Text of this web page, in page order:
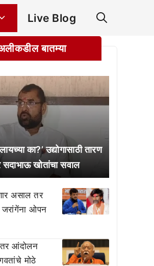
Live Blog
बातम्या
का?’ उद्योगासाठी तारण
सदाभाऊ खोतांचा सवाल
असाल तर
जरांगेंना ओपन
तर आंदोलन
मोठे